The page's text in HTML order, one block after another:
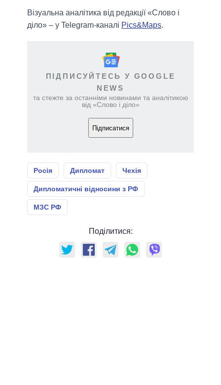
Візуальна аналітика від редакції «Слово і
діло» – у Telegram-каналі Pics&Maps.
ПІДПИСУЙТЕСЬ У GOOGLE
NEWS
та стежте за останніми новинами та аналітикою
від «Слово і діло»
Підписатися
Росія Дипломат Чехія
Дипломатичні відносини з РФ
МЗС РФ
Поділитися: